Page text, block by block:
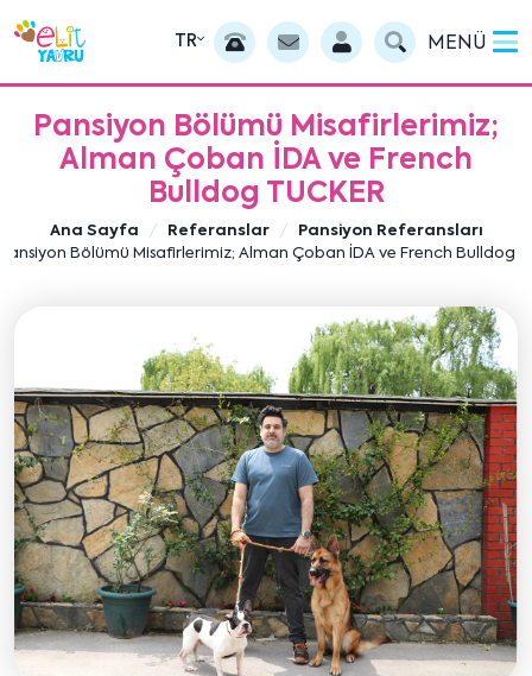
TR MENÜ
Pansiyon Bölümü Misafirlerimiz;
Alman Çoban İDA ve French
Bulldog TUCKER
Ana Sayfa Referanslar
Pansiyon Referansları
Pansiyon Bölümü Misafirlerimiz; Alman Çoban İDA ve French Bulldog